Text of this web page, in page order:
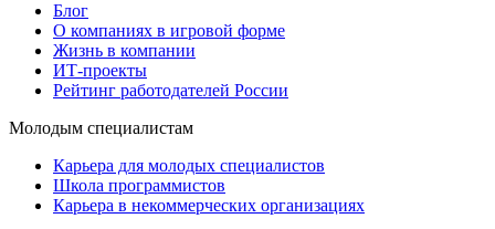
Блог
О компаниях в игровой форме
Жизнь в компании
ИТ-проекты
Рейтинг работодателей России
Молодым специалистам
Карьера для молодых специалистов
Школа программистов
Карьера в некоммерческих организациях